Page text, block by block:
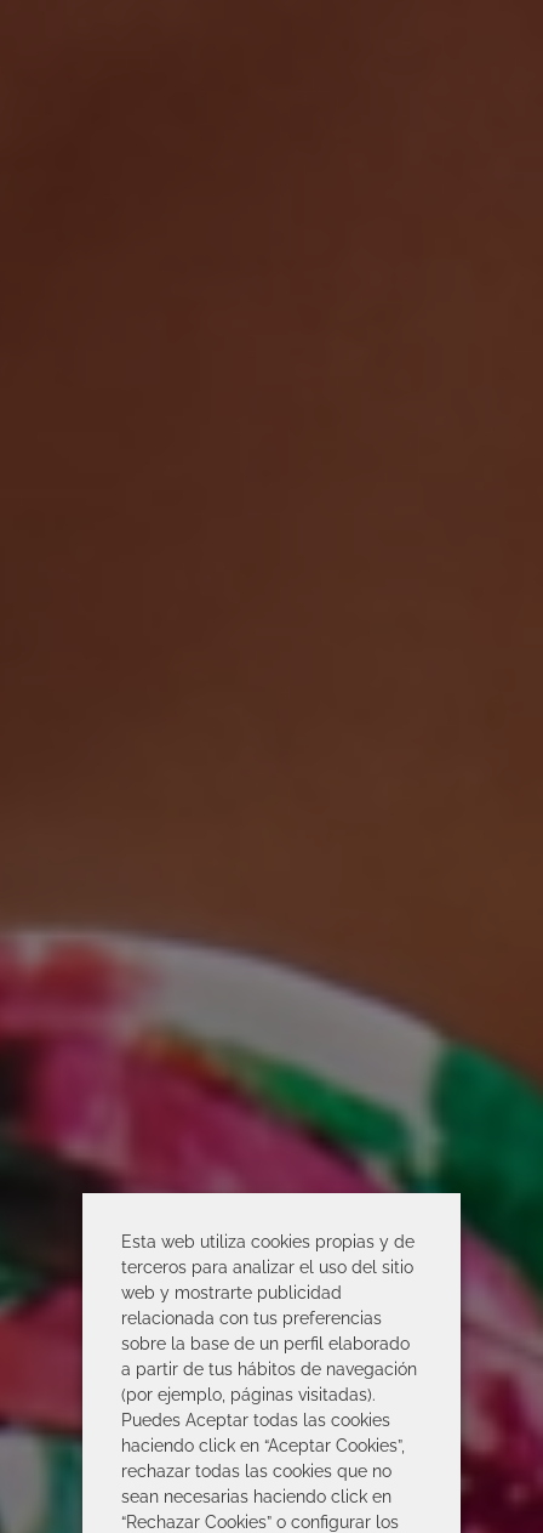
Esta web utiliza cookies propias y de
terceros para analizar el uso del sitio
web y mostrarte publicidad
relacionada con tus preferencias
sobre la base de un perfil elaborado
a partir de tus hábitos de navegación
(por ejemplo, páginas visitadas).
Puedes Aceptar todas las cookies
haciendo click en “Aceptar Cookies”,
rechazar todas las cookies que no
sean necesarias haciendo click en
“Rechazar Cookies” o configurar los